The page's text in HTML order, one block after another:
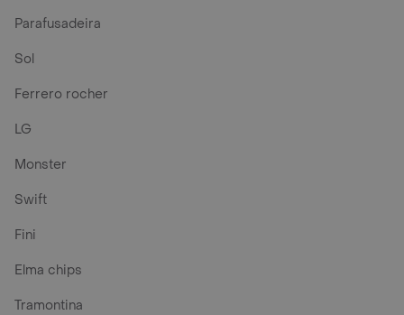
Parafusadeira
Sol
Ferrero rocher
LG
Monster
Swift
Fini
Elma chips
Tramontina